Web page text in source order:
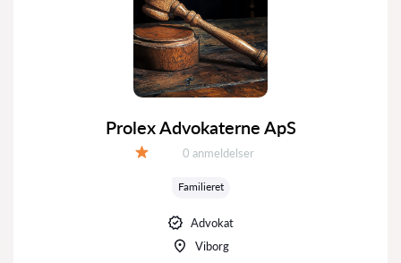
Prolex Advokaterne ApS
Anmeldelser:
0 anmeldelser
Familieret
Advokat
Viborg